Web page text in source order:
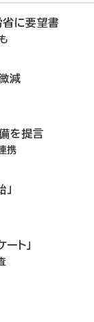
省に要望書
減
を提言
携
ト」